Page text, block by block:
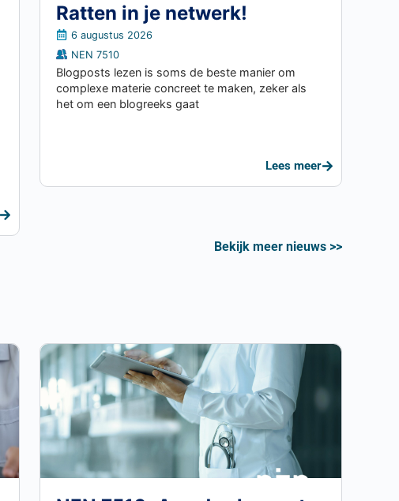
Ratten in je netwerk!
6 augustus 2026
NEN 7510
Blogposts lezen is soms de beste manier om
complexe materie concreet te maken, zeker als
het om een blogreeks gaat
Lees meer
Bekijk meer nieuws >>